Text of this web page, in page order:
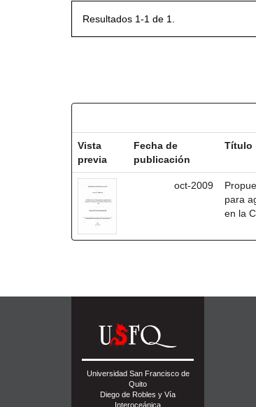
Resultados 1-1 de 1.
Vista
previa
Fecha de
publicación
Título
oct-2009
para
en la
Universidad San Francisco de
Quito
Diego de Robles y Vía
Interoceánica